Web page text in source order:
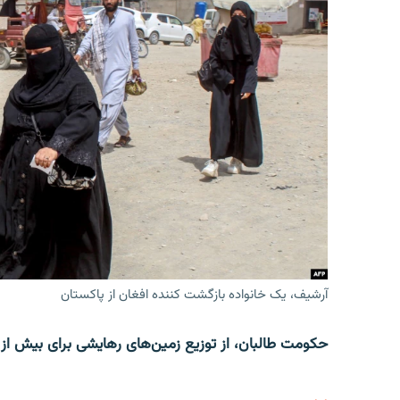
آرشیف، یک خانواده بازگشت کننده افغان از پاکستان
حکومت طالبان، از توزیع زمین‌های رهایشی برای بیش از ۶۵ هزار خانوادۀ عودت کننده خبر